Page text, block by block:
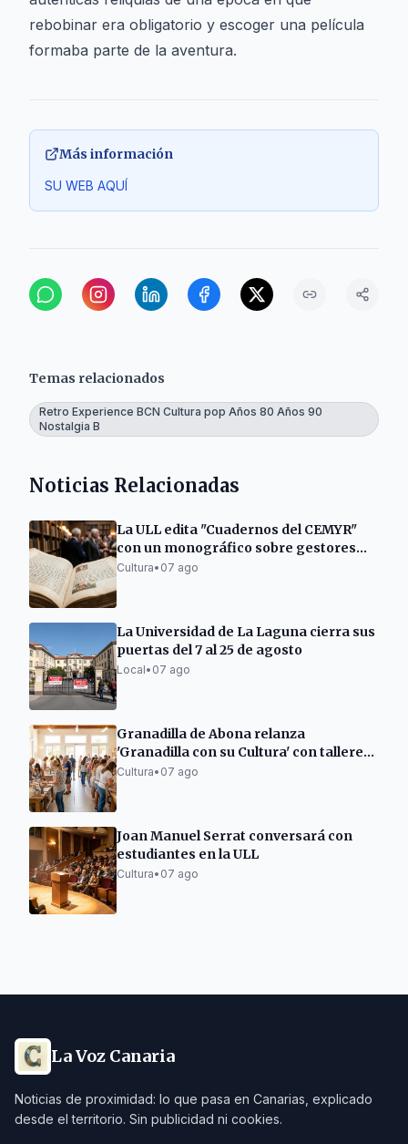
rebobinar era obligatorio y escoger una película
formaba parte de la aventura.
Más información
SU WEB AQUÍ
Temas relacionados
Retro Experience BCN Cultura pop Años 80 Años 90
Nostalgia B
Noticias Relacionadas
La ULL edita "Cuadernos del CEMYR"
con un monográfico sobre gestores
fiscales medievales
Cultura• 07 ago
La Universidad de La Laguna cierra sus
puertas del 7 al 25 de agosto
Local• 07 ago
Granadilla de Abona relanza
'Granadilla con su Cultura' con talleres
renovados
Cultura• 07 ago
Joan Manuel Serrat conversará con
estudiantes en la ULL
Cultura• 07 ago
La Voz Canaria
Noticias de proximidad: lo que pasa en Canarias, explicado
desde el territorio. Sin publicidad ni cookies.